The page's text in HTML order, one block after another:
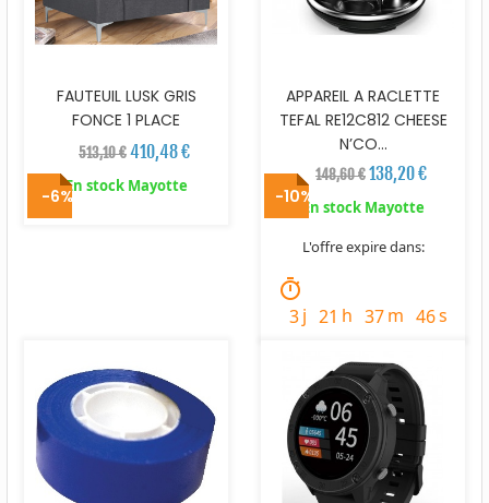
FAUTEUIL LUSK GRIS
FONCE 1 PLACE
513,10 €410,48 €
En stock Mayotte
APPAREIL A RACLETTE
TEFAL RE12C812 CHEESE
N’CO...
148,60 €138,20 €
En stock Mayotte
L'offre expire dans:
timer
3j 21 h 37m 44s
-6% -10%